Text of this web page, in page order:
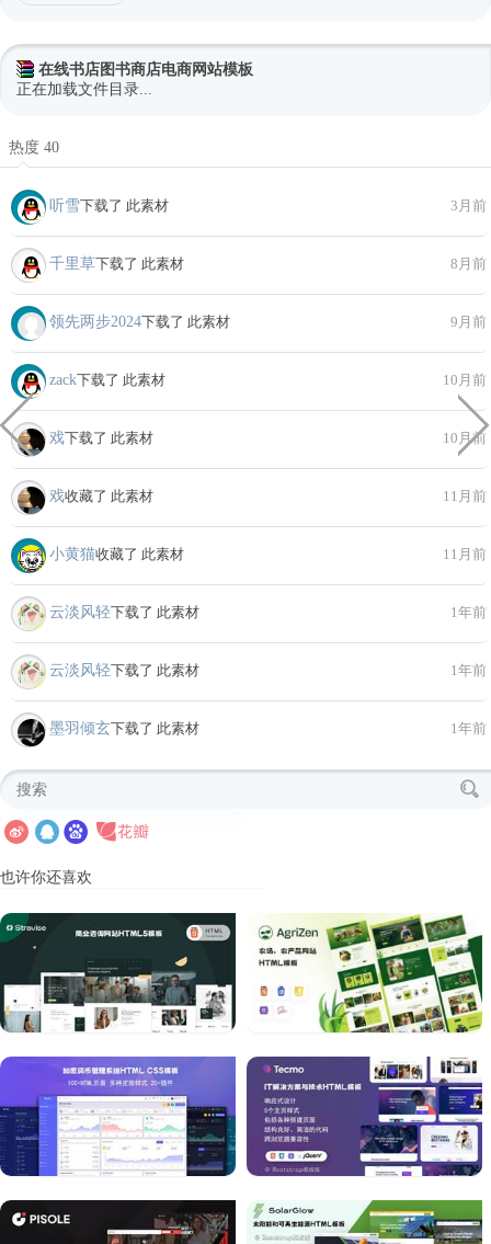
在线书店图书商店电商网站模板
正在加载文件目录...
热度 40
听雪下载了 此素材 3月前
千里草下载了 此素材 8月前
领先两步2024下载了 此素材 9月前
zack下载了 此素材 10月前
戏下载了 此素材 10月前
戏收藏了 此素材 11月前
小黄猫收藏了 此素材 11月前
云淡风轻下载了 此素材 1年前
云淡风轻下载了 此素材 1年前
墨羽倾玄下载了 此素材 1年前
也许你还喜欢